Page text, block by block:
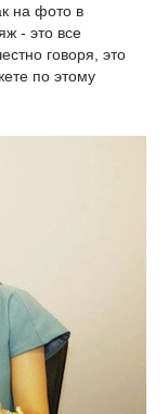
на фото в
- это все
говоря, это
по этому